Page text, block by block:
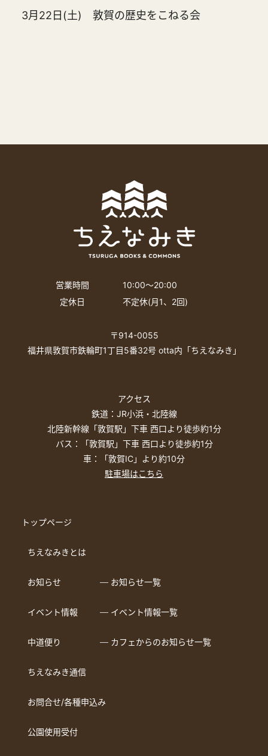
3月22日(土) 敦賀の歴史をこねる会
営業時間
10:00〜20:00
定休日
不定休(月1、2回)
〒914-0055
福井県敦賀市鉄輪町1丁目5番32号 otta内「ちえなみき」
アクセス
鉄道：JR小浜・北陸線
北陸新幹線「敦賀駅」下車 西口より徒歩約1分
バス：「敦賀駅」下車 西口より徒歩約1分
車：「敦賀IC」より約10分
駐車場はこちら
トップページ
ちえなみきとは
お知らせ ― お知らせ一覧
イベント情報 ― イベント情報一覧
中道便り ― カフェからのお知らせ一覧
ちえなみき通信
お問合せ/各種申込み
公園使用受付